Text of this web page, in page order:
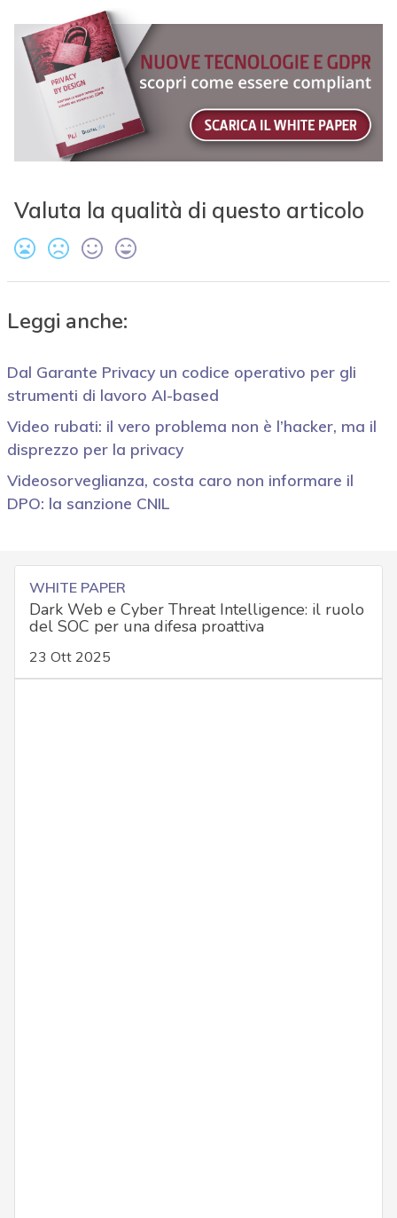
Valuta la qualità di questo articolo
Leggi anche:
Dal Garante Privacy un codice operativo per gli
strumenti di lavoro AI-based
Video rubati: il vero problema non è l’hacker, ma il
disprezzo per la privacy
Videosorveglianza, costa caro non informare il
DPO: la sanzione CNIL
WHITE PAPER
Dark Web e Cyber Threat Intelligence: il ruolo
del SOC per una difesa proattiva
23 Ott 2025